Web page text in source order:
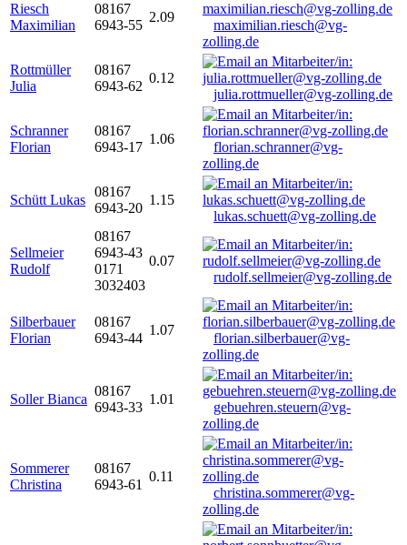
Riesch
Maximilian
08167
6943-55
2.09
maximilian.riesch@vg-
zolling.de
Rottmüller
Julia
08167
6943-62
0.12
julia.rottmueller@vg-zolling.de
Schranner
Florian
08167
6943-17
1.06
florian.schranner@vg-
zolling.de
Schütt Lukas
08167
6943-20
1.15
lukas.schuett@vg-zolling.de
Sellmeier
Rudolf
08167
6943-43
0171
3032403
0.07
rudolf.sellmeier@vg-zolling.de
Silberbauer
Florian
08167
6943-44
1.07
florian.silberbauer@vg-
zolling.de
Soller Bianca
08167
6943-33
1.01
gebuehren.steuern@vg-
zolling.de
Sommerer
Christina
08167
6943-61
0.11
christina.sommerer@vg-
zolling.de